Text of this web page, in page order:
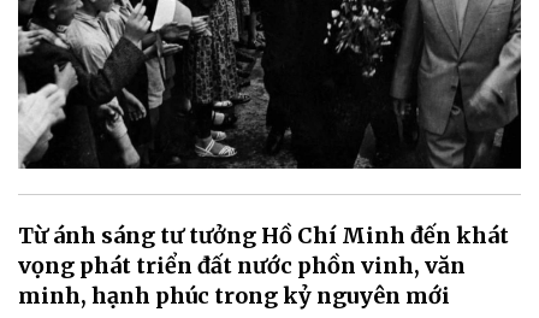
Từ ánh sáng tư tưởng Hồ Chí Minh đến khát
vọng phát triển đất nước phồn vinh, văn
minh, hạnh phúc trong kỷ nguyên mới